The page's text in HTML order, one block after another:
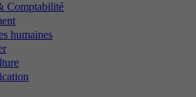
Comptabilité
humaines